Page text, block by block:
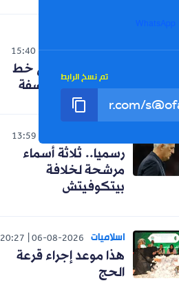
WhatsApp
تم نسخ الرابط
الوطن 06-08-2026
15:40
حنون تدخل على خط
الجدل حول الفلسفة
13:59
رسميا.. ثلاثة أسماء
مرشحة لخلافة
بيتكوفيتش
اسلاميات 06-08-2026
20:27
هذا موعد إجراء قرعة
الحج